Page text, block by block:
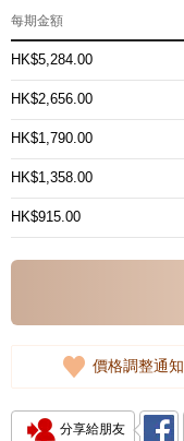
每期金額
HK$5,284.00
HK$2,656.00
HK$1,790.00
HK$1,358.00
HK$915.00
價格調整通知
分享給朋友